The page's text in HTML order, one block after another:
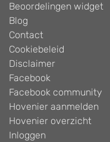
Beoordelingen widget
Blog
Contact
Cookiebeleid
Disclaimer
Facebook
Facebook community
Hovenier aanmelden
Hovenier overzicht
Inloggen